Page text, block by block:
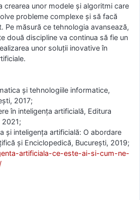
crearea unor modele și algoritmi care
probleme complexe și să facă
Pe măsură ce tehnologia avansează,
două discipline va continua să fie un
unor soluții inovative în
și tehnologiile informatice,
2017;
în inteligența artificială, Editura
2021;
și inteligența artificială: O abordare
și Enciclopedică, București, 2019;
artificiala-ce-este-ai-si-cum-ne-